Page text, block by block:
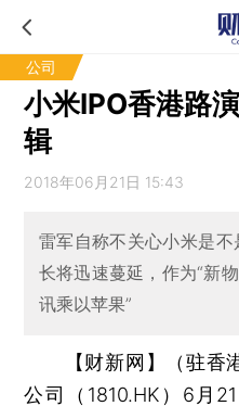
公司
小米IPO香港路
辑
2018年06月21日 15:43
雷军自称不关心小米是
长将迅速蔓延，作为“新
讯乘以苹果”
【财新网】（驻香
公司（1810.HK）6月